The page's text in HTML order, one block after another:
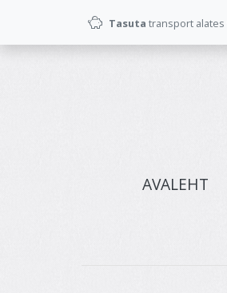
Tasuta transport alates
AVALEHT